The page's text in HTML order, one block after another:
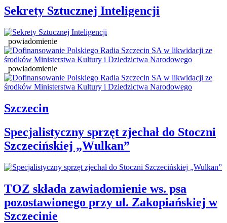
Sekrety Sztucznej Inteligencji
powiadomienie
powiadomienie
Szczecin
Specjalistyczny sprzęt zjechał do Stoczni
Szczecińskiej „Wulkan”
TOZ składa zawiadomienie ws. psa
pozostawionego przy ul. Zakopiańskiej w
Szczecinie